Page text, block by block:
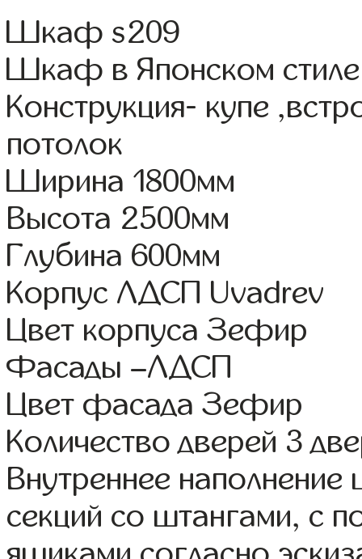
Шкаф s209
Шкаф в Японском
Конструкция- купе
потолок
Ширина 1800мм
Высота 2500мм
Глубина 600мм
Корпус ЛДСП Uvadrev
Цвет корпуса Зефир
Фасады –ЛДСП
Цвет фасада Зефир
Количество дверей 3
Внутреннее
секций со штангами, с